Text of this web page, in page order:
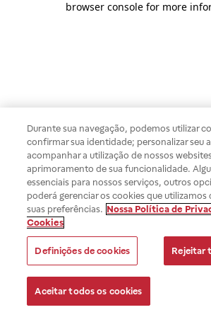
browser console for more
Durante sua navegação, podemos utilizar
confirmar sua identidade; personalizar seu
acompanhar a utilização de nossos
aprimoramento de sua funcionalidade.
essenciais para nossos serviços, outros
poderá gerenciar os cookies que utilizamos
suas preferências. Nossa Política de
Cookies
Definições de cookies Rejeitar
Aceitar todos os cookies